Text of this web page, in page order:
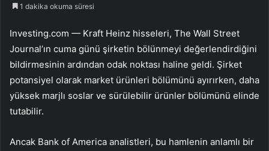
1 dakika okuma süresi
Investing.com — Kraft Heinz hisseleri, The Wall Street
Journal’ın cuma günü şirketin bölünmeyi değerlendirdiğini
bildirmesinin ardından odak noktası haline geldi. Şirket
potansiyel olarak market ürünleri bölümünü ayırırken, daha
yüksek marjlı soslar ve sürülebilir ürünler bölümünü elinde
tutabilir.
Ancak Bank of America analistleri, bu hamlenin anlamlı bir